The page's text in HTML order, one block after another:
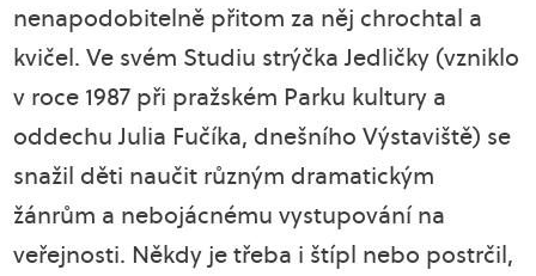
nenapodobitelně přitom za něj chrochtal a
kvičel. Ve svém Studiu strýčka Jedličky (vzniklo
v roce 1987 při pražském Parku kultury a
oddechu Julia Fučíka, dnešního Výstaviště) se
snažil děti naučit různým dramatickým
žánrům a nebojácnému vystupování na
veřejnosti. Někdy je třeba i štípl nebo postrčil,